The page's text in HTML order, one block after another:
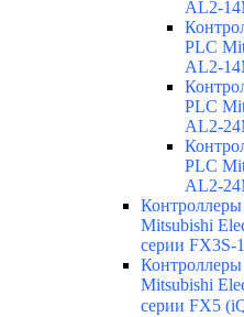
AL2-
PLC
AL2-
PLC
AL2-
PLC
AL2-
Контроллеры
Mitsubishi
серии FX3S-
Контроллеры
Mitsubishi
серии FX5